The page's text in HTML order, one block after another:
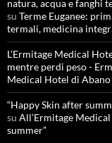
natura, acqua e fanghi
su Terme Euganee:
termali, medicina
L'Ermitage Medical
mentre perdi peso -
Medical Hotel di Abano
“Happy Skin after
su All’Ermitage
summer”